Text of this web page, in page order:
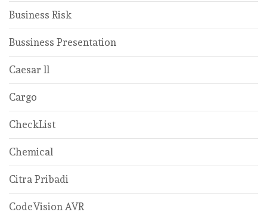
Business Risk
Bussiness Presentation
Caesar ll
Cargo
CheckList
Chemical
Citra Pribadi
CodeVision AVR